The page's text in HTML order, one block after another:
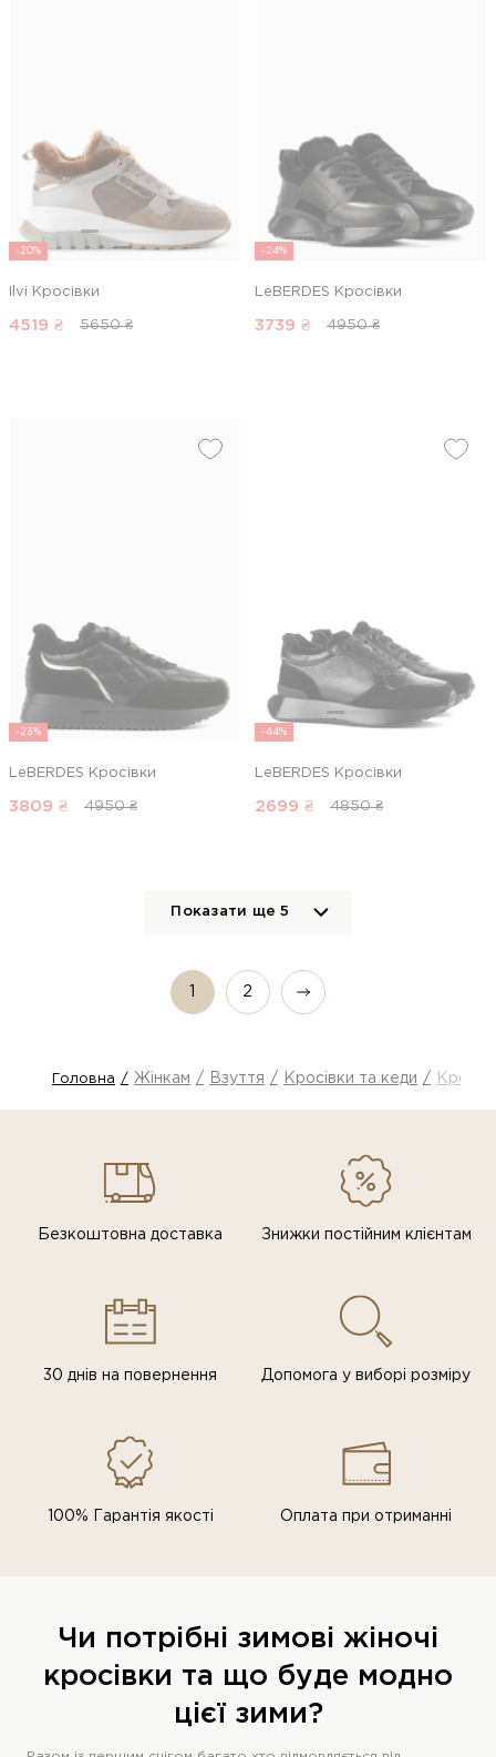
-20%
Ilvi Кросівки
4519 ₴ 5650 ₴
-24%
LeBERDES Кросівки
3739 ₴ 4950 ₴
-23%
LeBERDES Кросівки
3809 ₴ 4950 ₴
-44%
LeBERDES Кросівки
2699 ₴ 4850 ₴
Показати ще5
1 2
Головна Жінкам Взуття Кросівки та кеди
Безкоштовна доставка Знижки постiйним клiєнтам
30 днів на повернення Допомога у виборі розміру
100% Гарантія якості Оплата при отриманні
Чи потрібні зимові жіночі
кросівки та що буде модно
цієї зими?